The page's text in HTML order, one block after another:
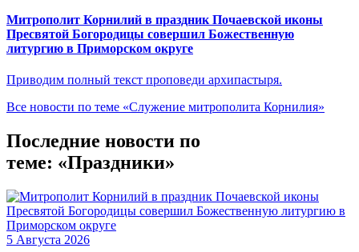
Митрополит Корнилий в праздник Почаевской иконы
Пресвятой Богородицы совершил Божественную
литургию в Приморском округе
Приводим полный текст проповеди архипастыря.
Все новости по теме «Служение митрополита Корнилия»
Последние новости по
теме: «Праздники»
5 Августа 2026